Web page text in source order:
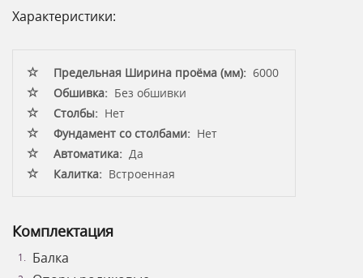
Характеристики:
Предельная Ширина проёма (мм): 6000
Обшивка: Без обшивки
Столбы: Нет
Фундамент со столбами: Нет
Автоматика: Да
Калитка: Встроенная
Комплектация
Балка